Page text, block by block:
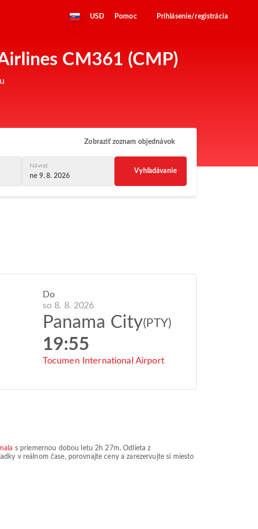
USD Pomoc Prihlásenie/registrácia
CM361 (CMP)
Zobraziť zoznam objednávok
Návrat
ne 9. 8. 2026
Vyhľadávanie
Do
so 8. 8. 2026
Panama City(PTY)
19:55
Tocumen International Airport
s priemernou dobou letu2h 27m. Odlieta z
v reálnom čase, porovnajte ceny a zarezervujte si miesto